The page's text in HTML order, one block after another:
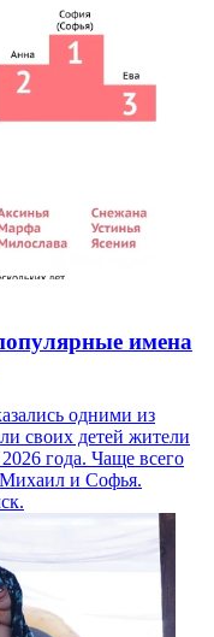
имена
одними из
своих детей жители
года. Чаще всего
и Софья.